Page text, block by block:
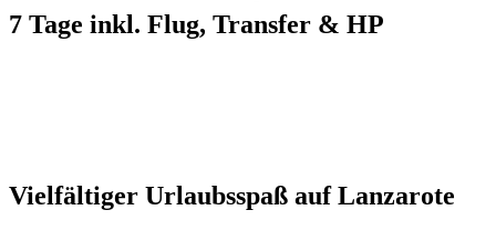
7 Tage inkl. Flug, Transfer & HP
Vielfältiger Urlaubsspaß auf Lanzarote